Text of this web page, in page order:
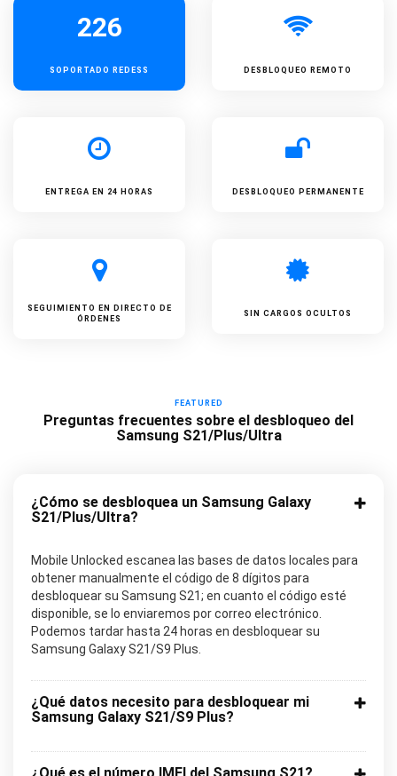
226
SOPORTADO REDESS DESBLOQUEO REMOTO
ENTREGA EN 24 HORAS DESBLOQUEO PERMANENTE
SEGUIMIENTO EN DIRECTO DE
ÓRDENES
SIN CARGOS OCULTOS
FEATURED
Preguntas frecuentes sobre el desbloqueo del
Samsung S21/Plus/Ultra
¿Cómo se desbloquea un Samsung Galaxy
S21/Plus/Ultra?
Mobile Unlocked escanea las bases de datos locales para
obtener manualmente el código de 8 dígitos para
desbloquear su Samsung S21; en cuanto el código esté
disponible, se lo enviaremos por correo electrónico.
Podemos tardar hasta 24 horas en desbloquear su
Samsung Galaxy S21/S9 Plus.
¿Qué datos necesito para desbloquear mi
Samsung Galaxy S21/S9 Plus?